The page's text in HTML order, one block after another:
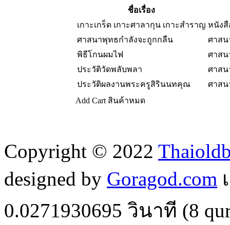
ชื่อเรื่อง
เกาะเกร็ด เกาะศาลากุน เกาะสำราญ หนังสื
ศาสนาพุทธกำลังจะถูกกลืน
ศาสน
พิธีโกนผมไฟ
ศาสน
ประวัติวัดพลับพลา
ศาสน
ประวัติผลงานพระครูสิรินนทคุณ
ศาสน
Add Cart สินค้าหมด
Copyright © 2022
designed by Goragod.com
0.0271930695 วินาที (8